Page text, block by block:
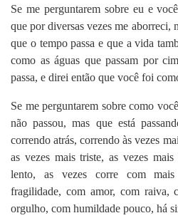
Se me perguntarem sobre eu e
que por diversas vezes me aborreci,
que o tempo passa e que a vida
como as águas que passam por
passa, e direi então que você foi
Se me perguntarem sobre como
não passou, mas que está
correndo atrás, correndo às vezes
as vezes mais triste, as vezes
lento, as vezes corre com
fragilidade, com amor, com raiva,
orgulho, com humildade pouco, há